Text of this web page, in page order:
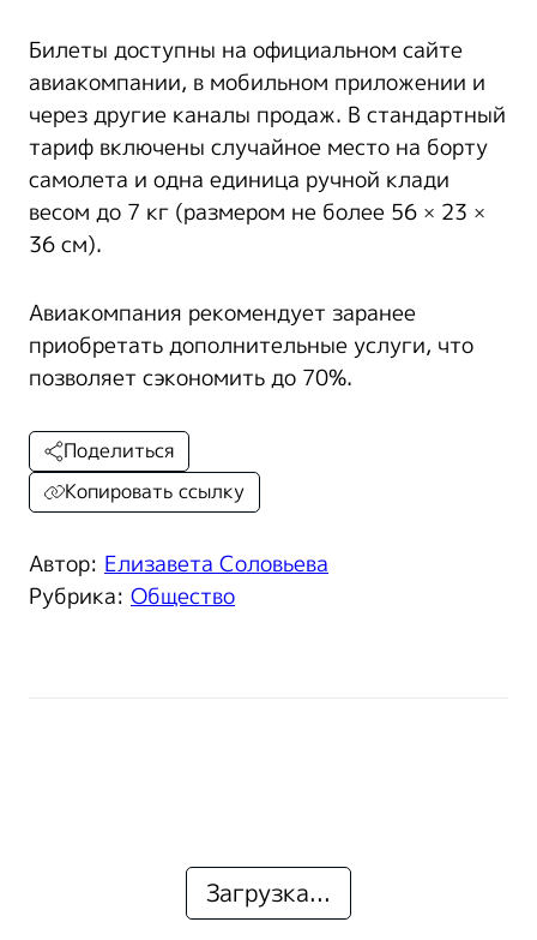
Билеты доступны на официальном сайте
авиакомпании, в мобильном приложении и
через другие каналы продаж. В стандартный
тариф включены случайное место на борту
самолета и одна единица ручной клади
весом до 7 кг (размером не более 56 × 23 ×
36 см).
Авиакомпания рекомендует заранее
приобретать дополнительные услуги, что
позволяет сэкономить до 70%.
Автор: Елизавета Соловьева
Рубрика: Общество
Поделиться
Копировать ссылку
Загрузка...